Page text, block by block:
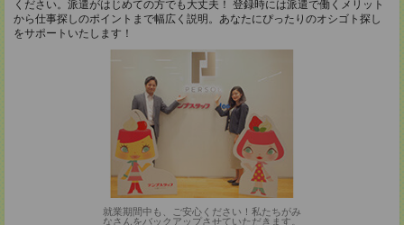
ください。派遣がはじめての方でも大丈夫！ 登録時には派遣で働くメリット
から仕事探しのポイントまで幅広く説明。あなたにぴったりのオシゴト探し
をサポートいたします！
就業期間中も、ご安心ください！私たちがみ
なさんをバックアップさせていただきます。